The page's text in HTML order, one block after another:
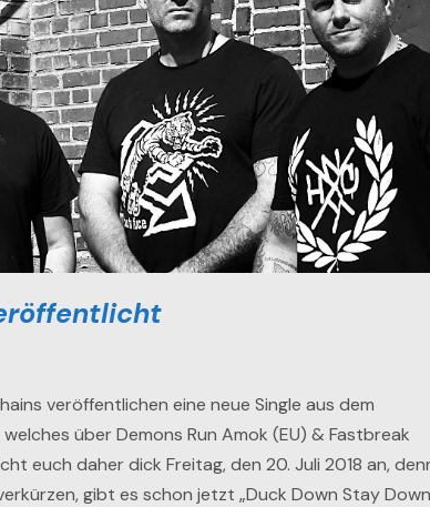
veröffentlichen eine neue Single aus dem
über Demons Run Amok (EU) & Fastbreak
euch daher dick Freitag, den 20. Juli 2018 an,
gibt es schon jetzt „Duck Down Stay